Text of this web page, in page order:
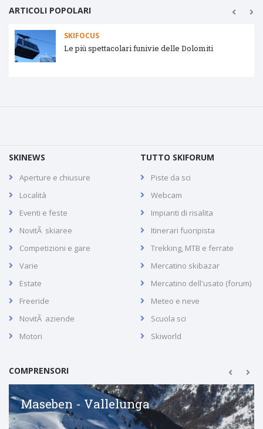
ARTICOLI POPOLARI
SKIFOCUS
Tipologie impianti di risalita
SKINEWS
Aperture e chiusure
Località
Eventi e feste
NovitÃ skiaree
Competizioni e gare
Varie
Estate
Freeride
NovitÃ aziende
Motori
TUTTO SKIFORUM
Piste da sci
Webcam
Impianti di risalita
Itinerari fuoripista
Trekking, MTB e ferrate
Mercatino skibazar
Mercatino dell'usato (forum)
Meteo e neve
Scuola sci
Skiworld
COMPRENSORI
Maseben - Vallelunga